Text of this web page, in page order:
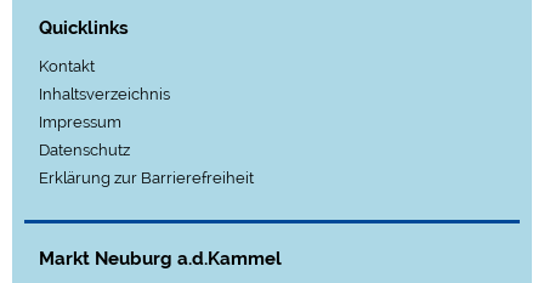
Quicklinks
Kontakt
Inhaltsverzeichnis
Impressum
Datenschutz
Erklärung zur Barrierefreiheit
Markt Neuburg a.d.Kammel